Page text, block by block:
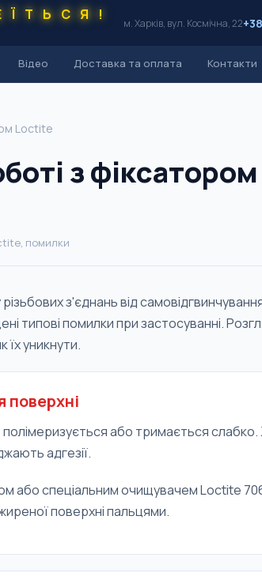
м. Харків, вул. Космічна, 22
Відео Доставка та оплата Контакти
Loctite
з фіксатором
помилки
з'єднань від
типові помилки при застосуванні.
їх уникнути.
поверхні
або тримається
адгезії.
або спеціальним очищувачем Loctite
поверхні пальцями.